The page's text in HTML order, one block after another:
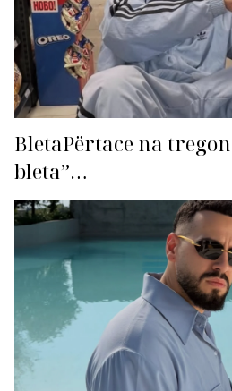
BletaPërtace na tregon
bleta”…